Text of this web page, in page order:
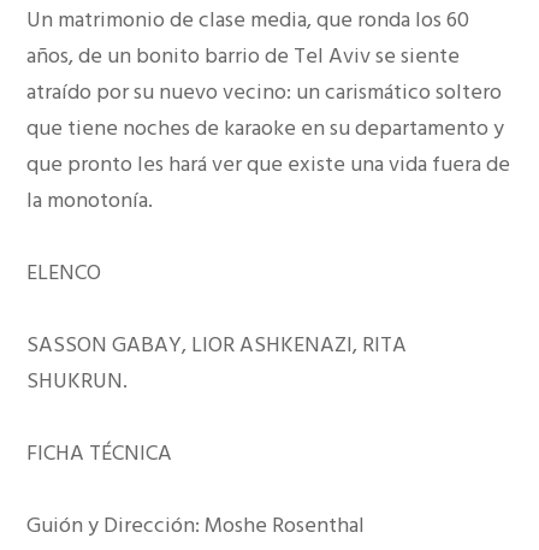
Un matrimonio de clase media, que ronda los 60
años, de un bonito barrio de Tel Aviv se siente
atraído por su nuevo vecino: un carismático soltero
que tiene noches de karaoke en su departamento y
que pronto les hará ver que existe una vida fuera de
la monotonía.
ELENCO
SASSON GABAY, LIOR ASHKENAZI, RITA
SHUKRUN.
FICHA TÉCNICA
Guión y Dirección: Moshe Rosenthal